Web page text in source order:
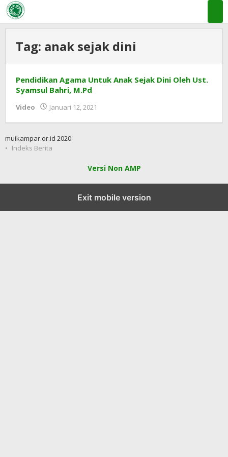
Lewati
ke
konten
Tag: anak sejak dini
Pendidikan Agama Untuk Anak Sejak Dini Oleh Ust.
Syamsul Bahri, M.Pd
Video Januari 12, 2021
KAB
muikampar.or.id 2020
Indeks Berita
Versi Non AMP
Exit mobile version